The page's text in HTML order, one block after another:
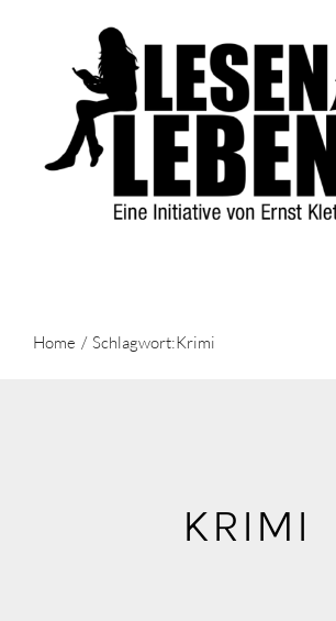
Home Schlagwort:Krimi
KRIMI